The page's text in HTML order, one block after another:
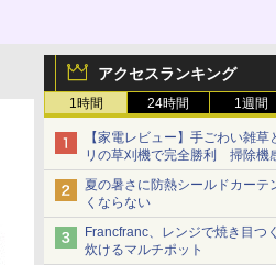
アクセスランキング
1時間 24時間 1週間
【家電レビュー】手ごわい雑草
リの草刈機で完全勝利 掃除機
夏の暑さに防熱シールドカー
くならない
Francfranc、レンジで焼き目つ
炊けるマルチポット